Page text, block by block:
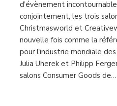
d'évènement
conjointement, les trois
Christmasworld et
nouvelle fois comme la
pour l'industrie mondiale
Julia Uherek et Philipp
salons Consumer Goods de…